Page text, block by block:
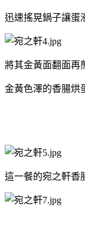
迅速搖晃鍋子讓蛋
將其金黃面翻面再
金黃色澤的香腸烘
這一餐的宛之軒香